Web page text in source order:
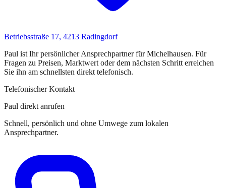
Betriebsstraße 17, 4213 Radingdorf
Paul ist Ihr persönlicher Ansprechpartnerfür Michelhausen. Für
Fragen zu Preisen, Marktwert oder dem nächsten Schritt erreichen
Sie ihn am schnellsten direkt telefonisch.
Telefonischer Kontakt
Paul direkt anrufen
Schnell, persönlich und ohne Umwege zum lokalen
Ansprechpartner.